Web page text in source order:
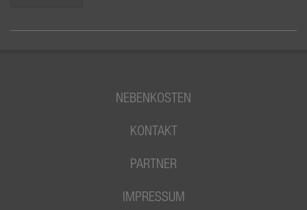
NEBENKOSTEN
KONTAKT
PARTNER
IMPRESSUM